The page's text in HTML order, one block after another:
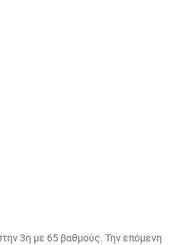
3η με 65 βαθμούς. Την επόμενη